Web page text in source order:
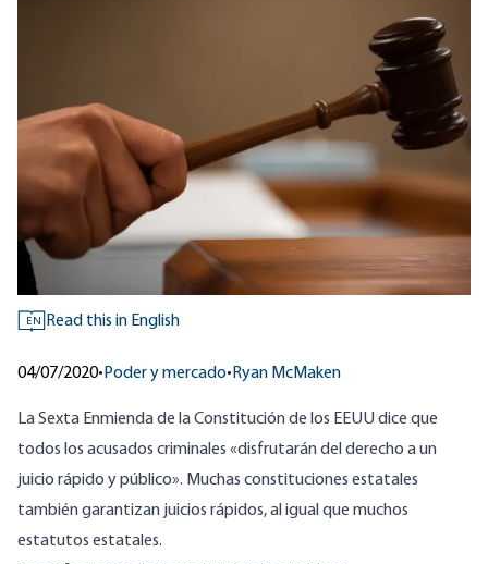
EN Read this in English
04/07/2020• Poder y mercado• Ryan McMaken
La Sexta Enmienda de la Constitución de los EEUU dice que
todos los acusados criminales «disfrutarán del derecho a un
juicio rápido y público». Muchas constituciones estatales
también garantizan juicios rápidos, al igual que muchos
estatutos estatales.